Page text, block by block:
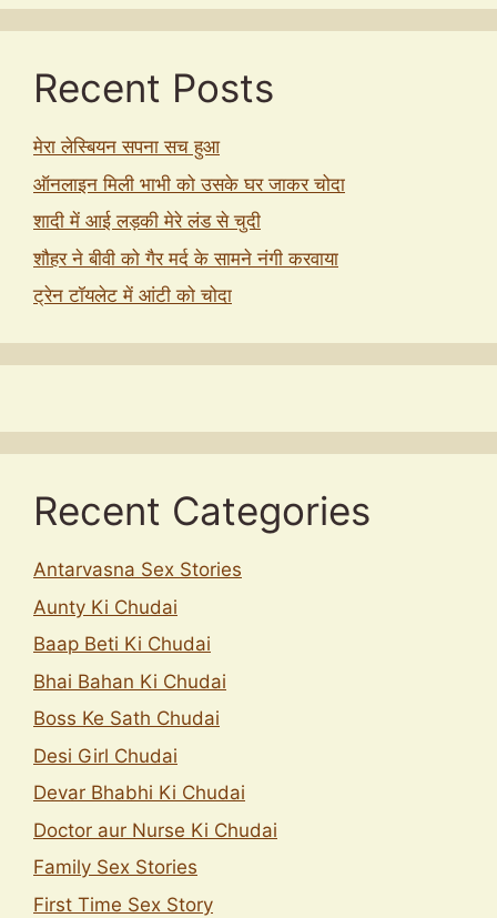
Recent Posts
मेरा लेस्बियन सपना सच हुआ
ऑनलाइन मिली भाभी को उसके घर जाकर चोदा
शादी में आई लड़की मेरे लंड से चुदी
शौहर ने बीवी को गैर मर्द के सामने नंगी करवाया
ट्रेन टॉयलेट में आंटी को चोदा
Recent Categories
Antarvasna Sex Stories
Aunty Ki Chudai
Baap Beti Ki Chudai
Bhai Bahan Ki Chudai
Boss Ke Sath Chudai
Desi Girl Chudai
Devar Bhabhi Ki Chudai
Doctor aur Nurse Ki Chudai
Family Sex Stories
First Time Sex Story